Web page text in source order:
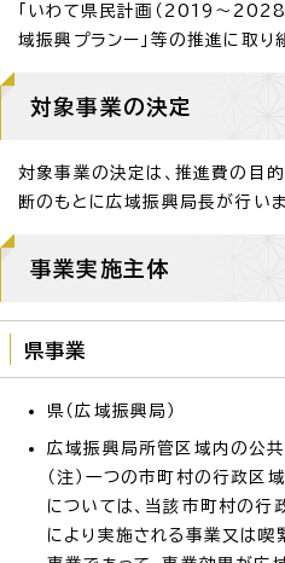
「いわて県民計画（2019～2028
域振興プランー」等の推進に取り
対象事業の決定
対象事業の決定は、推進費の目
断のもとに広域振興局長が行いま
事業実施主体
県事業
県（広域振興局）
広域振興局所管区域内の公
（注）一つの市町村の行政区
については、当該市町村の行
により実施される事業又は